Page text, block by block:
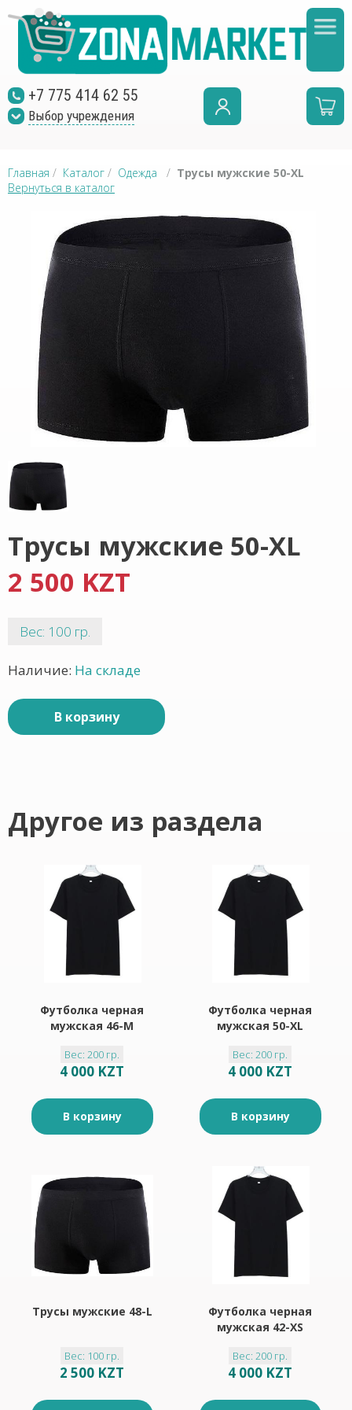
+7 775 414 62 55
Выбор учреждения
Главная / Каталог / Одежда / Трусы мужские 50-XL
Вернуться в каталог
Трусы мужские 50-XL
2 500 KZT
Вес: 100 гр.
Наличие: На складе
В корзину
Другое из раздела
Футболка черная
мужская 46-M
Вес: 200 гр.
4 000 KZT
В корзину
Футболка черная
мужская 50-XL
Вес: 200 гр.
4 000 KZT
В корзину
Трусы мужские 48-L
Вес: 100 гр.
2 500 KZT
Футболка черная
мужская 42-XS
Вес: 200 гр.
4 000 KZT